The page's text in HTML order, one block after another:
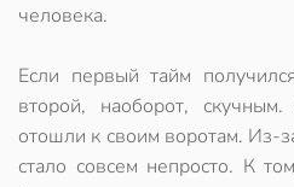
человека.
Если первый тайм
второй, наоборот,
отошли к своим воротам. Из-
стало совсем непросто. К